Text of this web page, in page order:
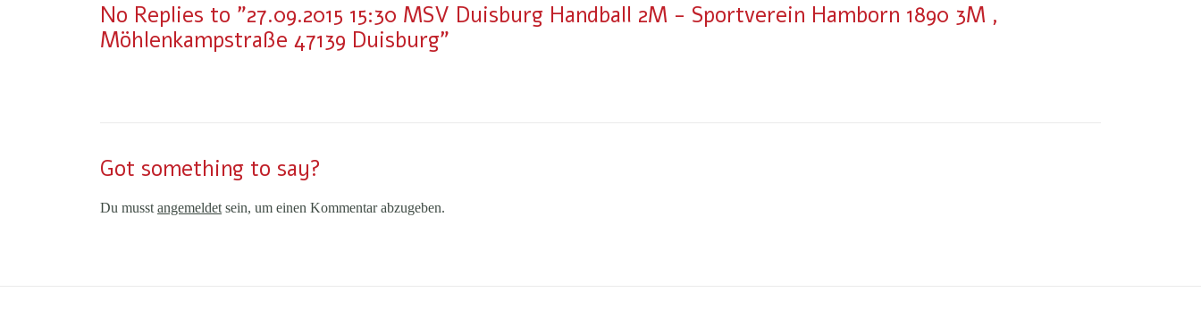
No Replies to "27.09.2015 15:30 MSV Duisburg Handball 2M - Sportverein Hamborn 1890 3M ,
Möhlenkampstraße 47139 Duisburg"
Got something to say?
Du musst angemeldet sein, um einen Kommentar abzugeben.